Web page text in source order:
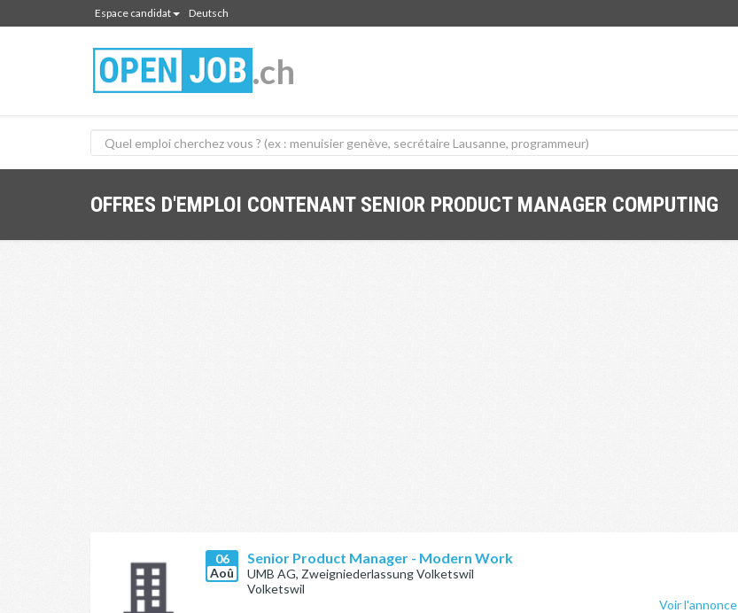
Espace candidat Deutsch
.ch
OFFRES D'EMPLOI CONTENANT SENIOR PRODUCT MANAGER COMPUTING
06
Aoû
Senior Product Manager - Modern Work
UMB AG, Zweigniederlassung Volketswil
Volketswil
Voir l'annonce